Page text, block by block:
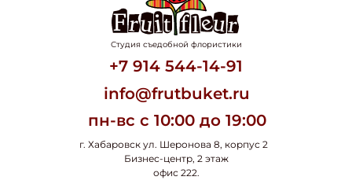
Студия съедобной флористики
+7 914 544-14-91
info@frutbuket.ru
пн-вс с 10:00 до 19:00
г. Хабаровск ул. Шеронова 8, корпус 2
Бизнес-центр, 2 этаж
офис 222.